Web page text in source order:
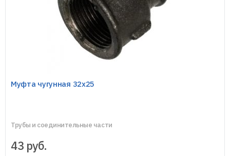
Муфта чугунная 32х25
Трубы и соединительные части
43 руб.